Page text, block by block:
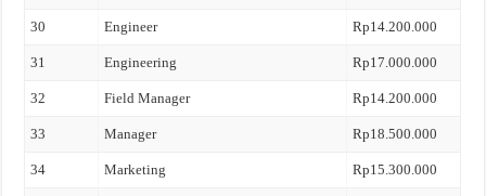
30 Engineer Rp14.200.000
31 Engineering Rp17.000.000
32 Field Manager Rp14.200.000
33 Manager Rp18.500.000
34 Marketing Rp15.300.000